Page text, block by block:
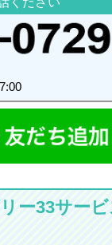
ー33サー